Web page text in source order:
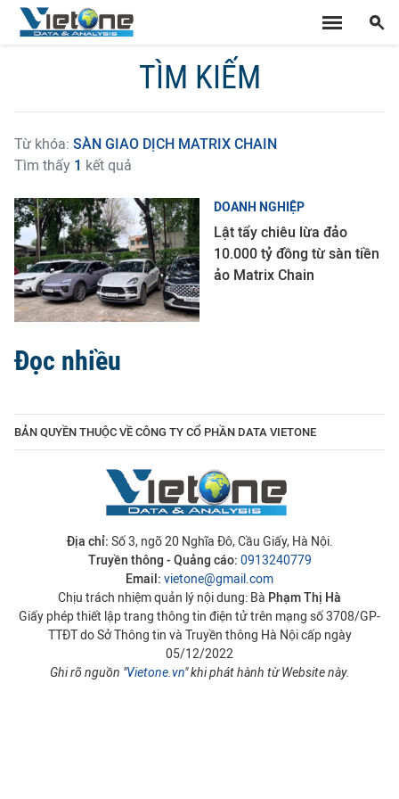
TÌM KIẾM
Từ khóa: SÀN GIAO DỊCH MATRIX CHAIN
Tìm thấy 1 kết quả
DOANH NGHIỆP
Lật tẩy chiêu lừa đảo
10.000 tỷ đồng từ sàn tiền
ảo Matrix Chain
Đọc nhiều
BẢN QUYỀN THUỘC VỀ CÔNG TY CỔ PHẦN DATA VIETONE
Địa chỉ: Số 3, ngõ 20 Nghĩa Đô, Cầu Giấy, Hà Nội.
Truyền thông - Quảng cáo: 0913240779
Email: vietone@gmail.com
Chịu trách nhiệm quản lý nội dung: Bà Phạm Thị Hà
Giấy phép thiết lập trang thông tin điện tử trên mạng số 3708/GP-
TTĐT do Sở Thông tin và Truyền thông Hà Nội cấp ngày
05/12/2022
Ghi rõ nguồn "Vietone.vn" khi phát hành từ Website này.